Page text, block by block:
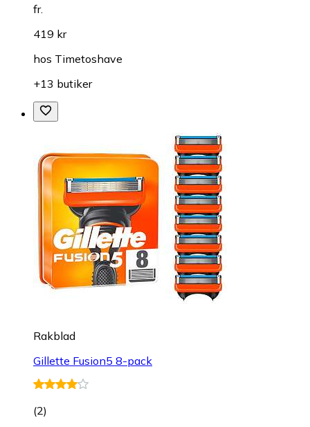
fr.
419 kr
hos Timetoshave
+13 butiker
Rakblad
Gillette Fusion5 8-pack
(2)